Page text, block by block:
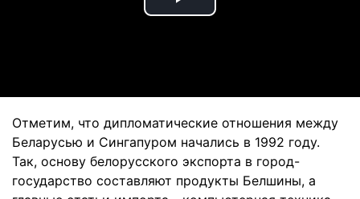
Play
Отметим, что дипломатические отношения между
Беларусью и Сингапуром начались в 1992 году.
Так, основу белорусского экспорта в город-
государство составляют продукты Белшины, а